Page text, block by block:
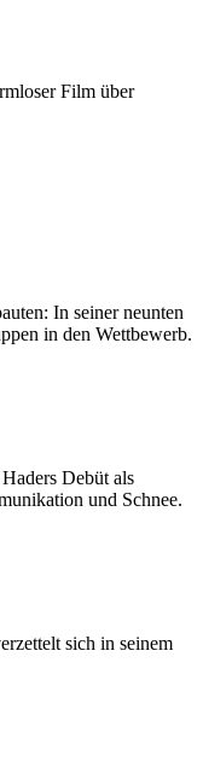
Film über
In seiner neunten
in den Wettbewerb.
Debüt als
und Schnee.
sich in seinem